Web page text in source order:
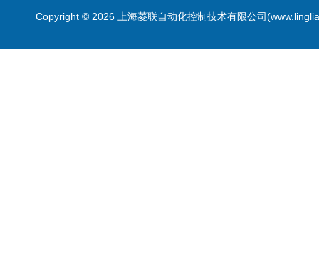
Copyright © 2026 上海菱联自动化控制技术有限公司